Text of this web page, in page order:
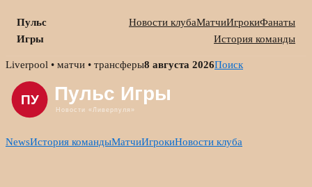
Пульс
Игры
Новости клубаМатчиИгрокиФанаты
История команды
Skip
content
Liverpool • матчи • трансферы8 августа 2026Поиск
NewsИстория командыМатчиИгрокиНовости клуба